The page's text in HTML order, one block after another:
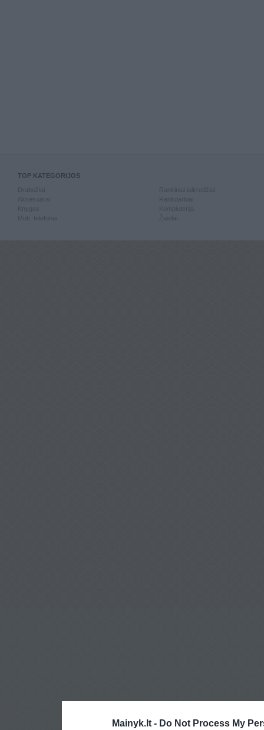
Mainyk.lt - Do Not Process My
TOP KATEGORIJOS
Knygos
Mob. telefonai
Kompiuterija
Žaislai